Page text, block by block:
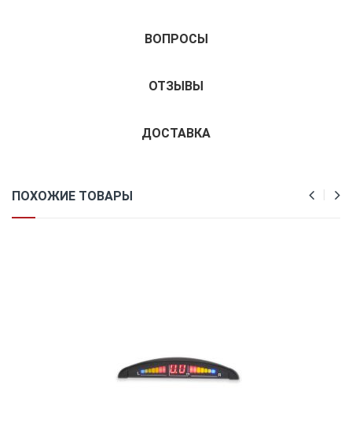
ВОПРОСЫ
ОТЗЫВЫ
ДОСТАВКА
ПОХОЖИЕ ТОВАРЫ